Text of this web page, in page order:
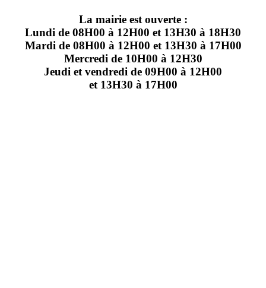
La mairie est ouverte :
Lundi de 08H00 à 12H00 et 13H30 à 18H30
Mardi de 08H00 à 12H00 et 13H30 à 17H00
Mercredi de 10H00 à 12H30
Jeudi et vendredi de 09H00 à 12H00
et 13H30 à 17H00